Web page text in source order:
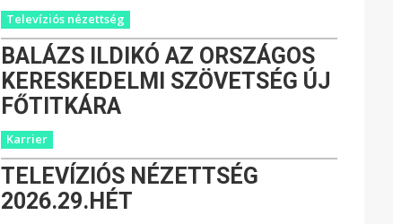
Televíziós nézettség
BALÁZS ILDIKÓ AZ ORSZÁGOS
KERESKEDELMI SZÖVETSÉG ÚJ
FŐTITKÁRA
Karrier
TELEVÍZIÓS NÉZETTSÉG
2026.29.HÉT